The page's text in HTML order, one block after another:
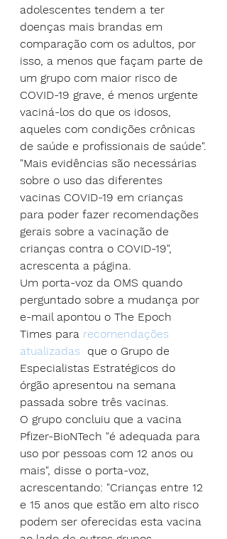
adolescentes tendem a ter
doenças mais brandas em
comparação com os adultos, por
isso, a menos que façam parte de
um grupo com maior risco de
COVID-19 grave, é menos urgente
vaciná-los do que os idosos,
aqueles com condições crônicas
de saúde e profissionais de saúde".
"Mais evidências são necessárias
sobre o uso das diferentes
vacinas COVID-19 em crianças
para poder fazer recomendações
gerais sobre a vacinação de
crianças contra o COVID-19",
acrescenta a página.
Um porta-voz da OMS quando
perguntado sobre a mudança por
e-mail apontou o The Epoch
Times para recomendações
atualizadas
  que o Grupo de
Especialistas Estratégicos do
órgão apresentou na semana
passada sobre três vacinas.
O grupo concluiu que a vacina
Pfizer-BioNTech "é adequada para
uso por pessoas com 12 anos ou
mais", disse o porta-voz,
acrescentando: "Crianças entre 12
e 15 anos que estão em alto risco
podem ser oferecidas esta vacina